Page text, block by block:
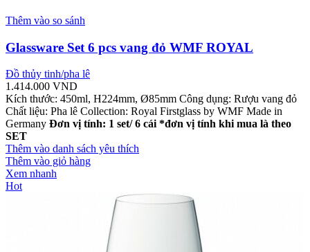
Thêm vào so sánh
Glassware Set 6 pcs vang đỏ WMF ROYAL
Đồ thủy tinh/pha lê
1.414.000 VND
Kích thước: 450ml, H224mm, Ø85mm Công dụng: Rượu vang đỏ
Chất liệu: Pha lê Collection: Royal Firstglass by WMF Made in
Germany Đơn vị tính: 1 set/ 6 cái *đơn vị tính khi mua là theo
SET
Thêm vào danh sách yêu thích
Thêm vào giỏ hàng
Xem nhanh
Hot